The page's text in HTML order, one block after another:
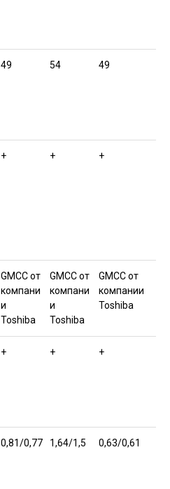
49 54 49
+ + +
GMCC от
компани
и
Toshiba
GMCC от
компани
и
Toshiba
GMCC от
компании
Toshiba
+ + +
0,81/0,77 1,64/1,5 0,63/0,61